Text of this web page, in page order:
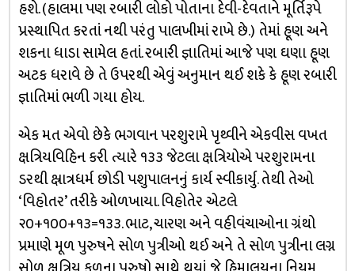
હશે. (હાલમા પણ રબારી લોકો પોતાના દેવી-દેવતાને મૂર્તિરૂપે
પ્રસ્થાપિત કરતાં નથી પરંતુ પાલખીમાં રાખે છે.) તેમાં હૂણ અને
શકના ધાડા સામેલ હતાં. રબારી જ્ઞાતિમાં આજે પણ ઘણા હૂણ
અટક ધરાવે છે તે ઉપરથી એવું અનુમાન થઈ શકે કે હૂણ રબારી
જ્ઞાતિમાં ભળી ગયા હોય.
એક મત એવો છેકે ભગવાન પરશુરામે પૃથ્વીને એકવીસ વખત
ક્ષત્રિયવિહિન કરી ત્યારે ૧૩૩ જેટલા ક્ષત્રિયોએ પરશુરામના
ડરથી ક્ષ્રાત્રધર્મ છોડી પશુપાલનનું કાર્ય સ્વીકાર્યુ. તેથી તેઓ
‘વિહોતર’ તરીકે ઓળખાયા. વિહોતેર એટલે
૨૦+૧૦૦+૧૩=૧૩૩. ભાટ, ચારણ અને વહીવંચાઓના ગ્રંથો
પ્રમાણે મૂળ પુરુષને સોળ પુત્રીઓ થઈ અને તે સોળ પુત્રીના લગ્ન